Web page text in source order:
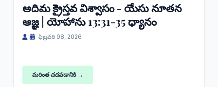
ఆదిమ క్రైస్తవ విశ్వాసం - యేసు నూతన
ఆజ్ఞ | యోహాను 13:31-35 ధ్యానం
ఫిబ్రవరి 08, 2026
మరింత చదవడానికి →